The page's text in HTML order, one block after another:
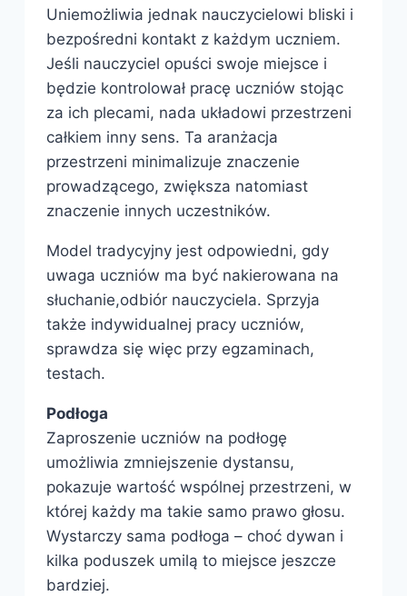
Uniemożliwia jednak nauczycielowi bliski i
bezpośredni kontakt z każdym uczniem.
Jeśli nauczyciel opuści swoje miejsce i
będzie kontrolował pracę uczniów stojąc
za ich plecami, nada układowi przestrzeni
całkiem inny sens. Ta aranżacja
przestrzeni minimalizuje znaczenie
prowadzącego, zwiększa natomiast
znaczenie innych uczestników.
Model tradycyjny jest odpowiedni, gdy
uwaga uczniów ma być nakierowana na
słuchanie,odbiór nauczyciela. Sprzyja
także indywidualnej pracy uczniów,
sprawdza się więc przy egzaminach,
testach.
Podłoga
Zaproszenie uczniów na podłogę
umożliwia zmniejszenie dystansu,
pokazuje wartość wspólnej przestrzeni, w
której każdy ma takie samo prawo głosu.
Wystarczy sama podłoga – choć dywan i
kilka poduszek umilą to miejsce jeszcze
bardziej.